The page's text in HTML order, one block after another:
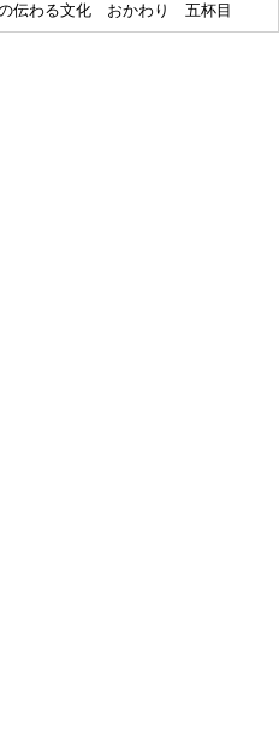
伝わる文化 おかわり 五杯目